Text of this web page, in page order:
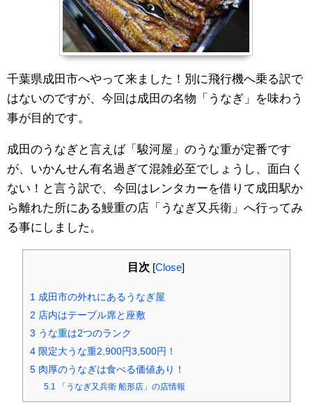
千葉県成田市へやって来ました！別に飛行機へ乗る訳で
はないのですが、今回は成田の名物「うなぎ」を味わう
事が目的です。
成田のうなぎと言えば「駿河屋」のうな重が定番です
が、いかんせん有名過ぎて混雑必至でしょうし、面白く
ない！と言う訳で、今回はレンタカーを借りて成田駅か
ら離れた所にある鰻重の店「うなぎ又兵衛」へ行ってみ
る事にしました。
目次 [Close]
1 成田市の外れにあるうなぎ屋
2 店内はテーブル席と座敷
3 うな重は2つのランク
4限定大うな重2,900円3,500円！
5肉厚のうなぎは食べる価値あり！
5.1 「うなぎ又兵衛 船形店」の店情報